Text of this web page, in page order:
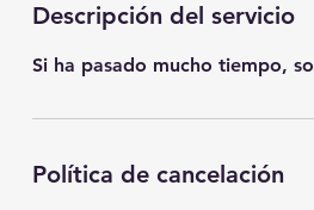
Descripción del servicio
Si ha pasado mucho tiempo,
Política de cancelación